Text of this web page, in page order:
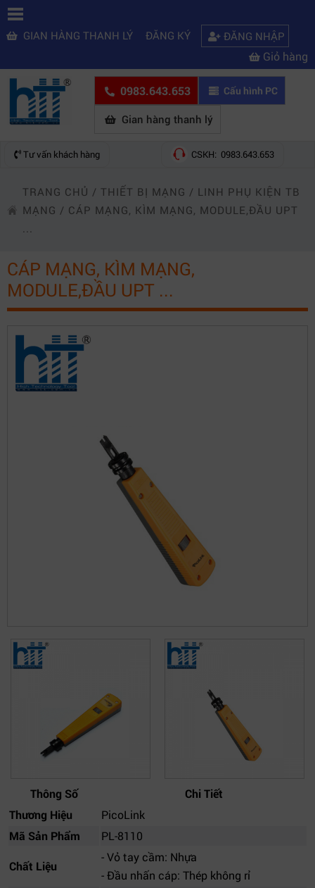
GIAN HÀNG THANH LÝ ĐĂNG KÝ ĐĂNG NHẬP
Giỏ hàng
0983.643.653 Cấu hình PC
Gian hàng thanh lý
Tư vấn khách hàng CSKH: 0983.643.653
TRANG CHỦ / THIẾT BỊ MẠNG / LINH PHỤ KIỆN TB
MẠNG / CÁP MẠNG, KÌM MẠNG, MODULE,ĐẦU UPT
...
CÁP MẠNG, KÌM MẠNG,
MODULE,ĐẦU UPT ...
Thông Số
Chi Tiết
Thương Hiệu
PicoLink
Mã Sản Phẩm
PL-8110
Chất Liệu
- Vỏ tay cầm: Nhựa
- Đầu nhấn cáp: Thép không rỉ